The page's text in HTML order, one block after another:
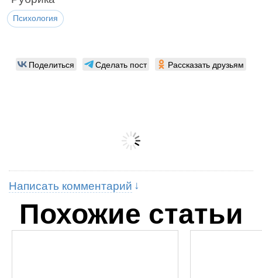
Психология
Поделиться Сделать пост Рассказать друзьям
Написать комментарий
Похожие статьи